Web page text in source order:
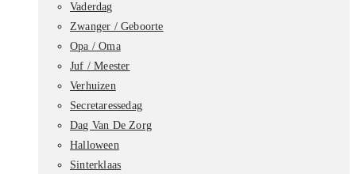
Vaderdag
Zwanger / Geboorte
Opa / Oma
Juf / Meester
Verhuizen
Secretaressedag
Dag Van De Zorg
Halloween
Sinterklaas